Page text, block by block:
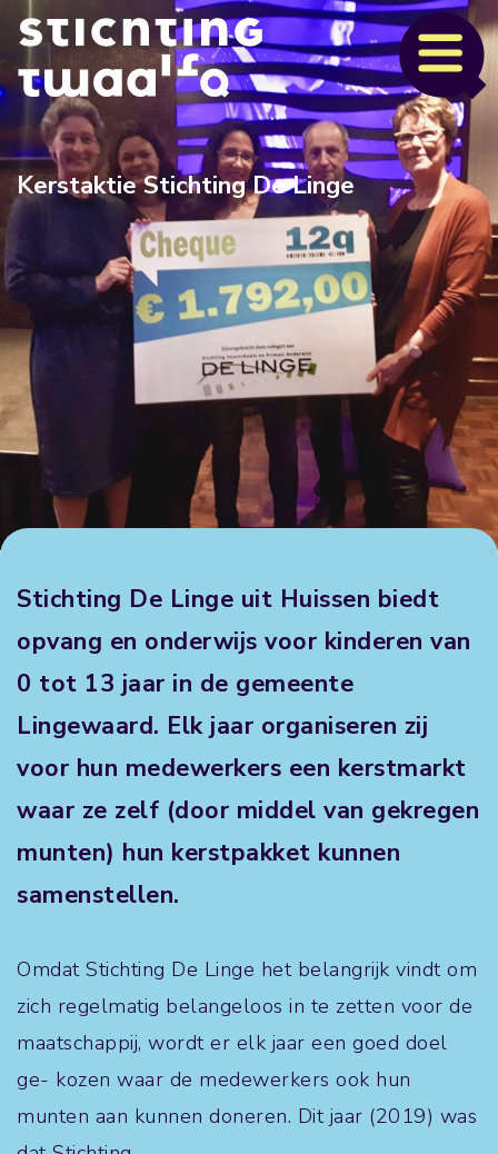
Kerstaktie Stichting De Linge
Stichting De Linge uit Huissen biedt
opvang en onderwijs voor kinderen van
0 tot 13 jaar in de gemeente
Lingewaard. Elk jaar organiseren zij
voor hun medewerkers een kerstmarkt
waar ze zelf (door middel van gekregen
munten) hun kerstpakket kunnen
samenstellen.
Omdat Stichting De Linge het belangrijk vindt om
zich regelmatig belangeloos in te zetten voor de
maatschappij, wordt er elk jaar een goed doel
ge- kozen waar de medewerkers ook hun
munten aan kunnen doneren. Dit jaar (2019) was